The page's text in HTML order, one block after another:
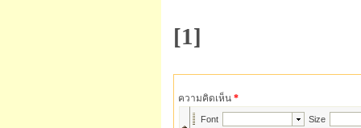
[1]
ความคิดเห็น *